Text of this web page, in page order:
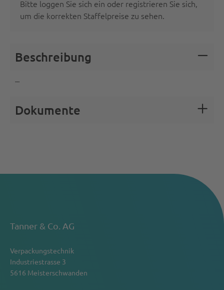
Bitte loggen Sie sich ein oder registrieren Sie sich,
um die korrekten Staffelpreise zu sehen.
Beschreibung
---
Dokumente
Tanner & Co. AG
Verpackungstechnik
Industriestrasse 3
5616 Meisterschwanden